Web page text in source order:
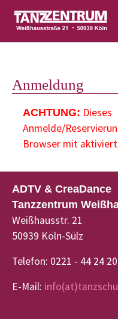
Anmeldung
ACHTUNG: Dieses
Anmelde/
Browser mit
ADTV & CreaDance
Tanzzentrum
Weißhausstr. 21
50939 Köln-Sülz
Telefon: 0221 - 44 24 20
E-Mail: